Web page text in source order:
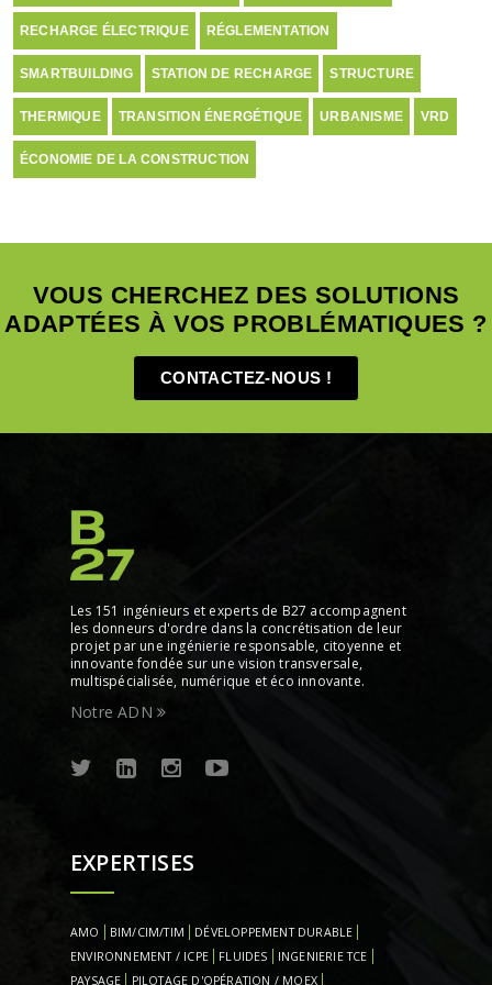
RECHARGE ÉLECTRIQUE RÉGLEMENTATION
SMARTBUILDING STATION DE RECHARGE STRUCTURE
THERMIQUE TRANSITION ÉNERGÉTIQUE URBANISME VRD
ÉCONOMIE DE LA CONSTRUCTION
VOUS CHERCHEZ DES SOLUTIONS
ADAPTÉES À VOS PROBLÉMATIQUES ?
CONTACTEZ-NOUS !
Les 151 ingénieurs et experts de B27 accompagnent
les donneurs d'ordre dans la concrétisation de leur
projet par une ingénierie responsable, citoyenne et
innovante fondée sur une vision transversale,
multispécialisée, numérique et éco innovante.
Notre ADN
EXPERTISES
AMO BIM/CIM/TIM
DÉVELOPPEMENT DURABLE
ENVIRONNEMENT / ICPE
FLUIDES
INGENIERIE TCE
PAYSAGE
PILOTAGE D'OPÉRATION / MOEX